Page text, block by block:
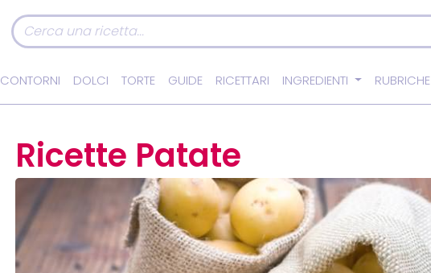
CONTORNI DOLCI TORTE GUIDE RICETTARI INGREDIENTI RUBRICHE
Ricette Patate